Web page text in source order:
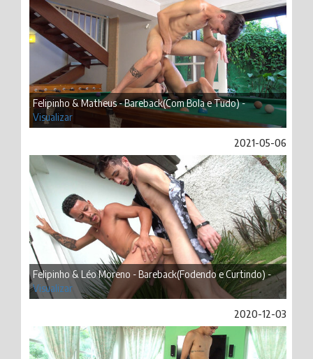
Felipinho & Matheus - Bareback(Com Bola e Tudo) -
Visualizar
2021-05-06
Felipinho & Léo Moreno - Bareback(Fodendo e Curtindo) -
Visualizar
2020-12-03